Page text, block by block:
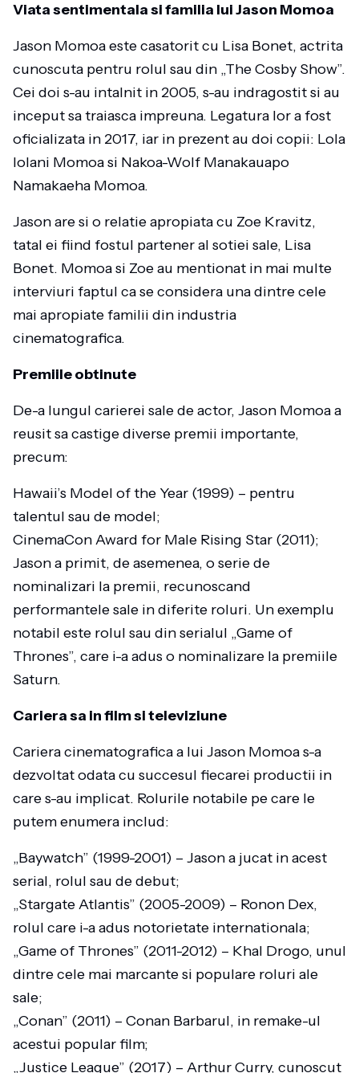
Viata sentimentala si familia lui Jason Momoa
Jason Momoa este casatorit cu Lisa Bonet, actrita
cunoscuta pentru rolul sau din „The Cosby Show”.
Cei doi s-au intalnit in 2005, s-au indragostit si au
inceput sa traiasca impreuna. Legatura lor a fost
oficializata in 2017, iar in prezent au doi copii: Lola
Iolani Momoa si Nakoa-Wolf Manakauapo
Namakaeha Momoa.
Jason are si o relatie apropiata cu Zoe Kravitz,
tatal ei fiind fostul partener al sotiei sale, Lisa
Bonet. Momoa si Zoe au mentionat in mai multe
interviuri faptul ca se considera una dintre cele
mai apropiate familii din industria
cinematografica.
Premiile obtinute
De-a lungul carierei sale de actor, Jason Momoa a
reusit sa castige diverse premii importante,
precum:
Hawaii’s Model of the Year (1999) – pentru
talentul sau de model;
CinemaCon Award for Male Rising Star (2011);
Jason a primit, de asemenea, o serie de
nominalizari la premii, recunoscand
performantele sale in diferite roluri. Un exemplu
notabil este rolul sau din serialul „Game of
Thrones”, care i-a adus o nominalizare la premiile
Saturn.
Cariera sa in film si televiziune
Cariera cinematografica a lui Jason Momoa s-a
dezvoltat odata cu succesul fiecarei productii in
care s-au implicat. Rolurile notabile pe care le
putem enumera includ:
„Baywatch” (1999-2001) – Jason a jucat in acest
serial, rolul sau de debut;
„Stargate Atlantis” (2005-2009) – Ronon Dex,
rolul care i-a adus notorietate internationala;
„Game of Thrones” (2011-2012) – Khal Drogo, unul
dintre cele mai marcante si populare roluri ale
sale;
„Conan” (2011) – Conan Barbarul, in remake-ul
acestui popular film;
„Justice League” (2017) – Arthur Curry, cunoscut